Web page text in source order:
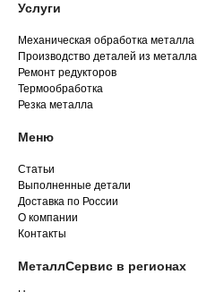
Услуги
Механическая обработка металла
Производство деталей из металла
Ремонт редукторов
Термообработка
Резка металла
Меню
Статьи
Выполненные детали
Доставка по России
О компании
Контакты
МеталлСервис в регионах